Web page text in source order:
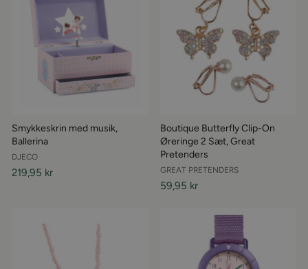
Smykkeskrin med musik,
Ballerina
DJECO
219,95 kr
Boutique Butterfly Clip-On
Øreringe 2 Sæt, Great
Pretenders
GREAT PRETENDERS
59,95 kr